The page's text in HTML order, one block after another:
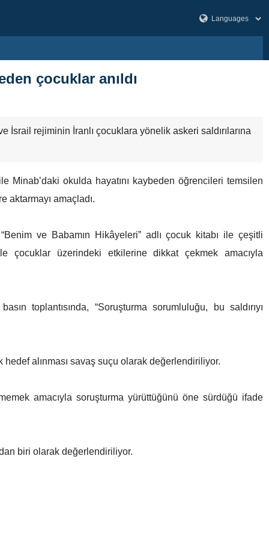
çocuklar anıldı
İsrail rejiminin İranlı çocuklara yönelik askeri saldırılarına
Minab’daki okulda hayatını kaybeden öğrencileri temsilen
aktarmayı amaçladı.
ve Babamın Hikâyeleri” adlı çocuk kitabı ile çeşitli
çocuklar üzerindeki etkilerine dikkat çekmek amacıyla
toplantısında, “Soruşturma sorumluluğu, bu saldırıyı
alınması savaş suçu olarak değerlendiriliyor.
amacıyla soruşturma yürüttüğünü öne sürdüğü ifade
biri olarak değerlendiriliyor.